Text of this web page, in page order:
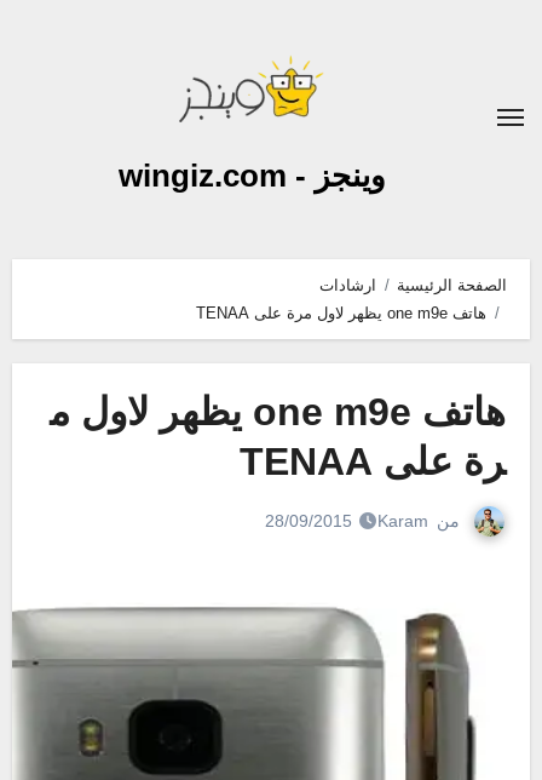
وينجز - wingiz.com
الصفحة الرئيسية
ارشادات
هاتف one m9e يظهر لاول مرة على TENAA
هاتف one m9e يظهر لاول م
رة على TENAA
من Karam
28/09/2015